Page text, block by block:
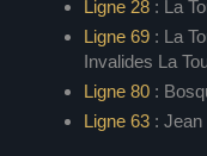
Ligne 28 : La
Ligne 69 : La
Invalides La
Ligne 80 :
Ligne 63 : Jean